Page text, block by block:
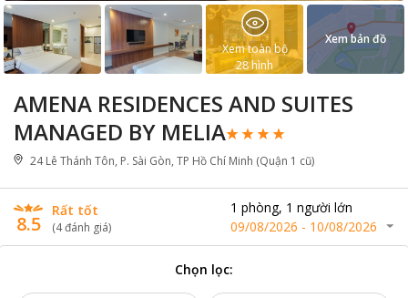
AMENA RESIDENCES AND SUITES
MANAGED BY MELIA
24 Lê Thánh Tôn, P. Sài Gòn, TP Hồ Chí Minh (Quận 1 cũ)
8.5
Rất tốt
(4đánh giá)
1 phòng, 1 người lớn
09/08/2026 - 10/08/2026
Xem toàn bộ
28hình
Xem bản đồ
Chọn lọc: